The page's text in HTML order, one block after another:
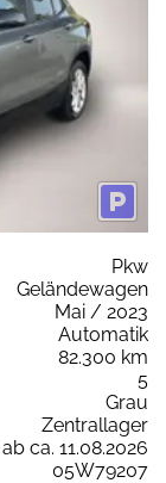
Pkw
Geländewagen
Mai / 2023
Automatik
82.300 km
5
Grau
Zentrallager
ab ca. 11.08.2026
05W79207